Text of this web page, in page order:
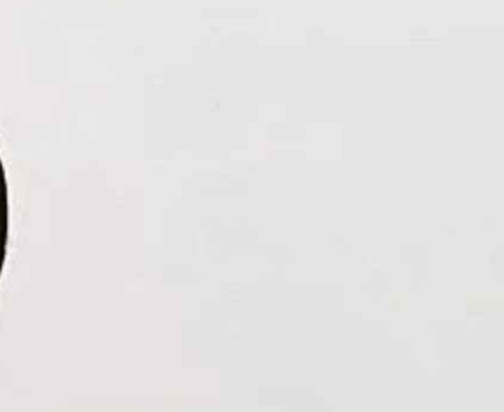
simple como es el corta y pegar, he sido
mi creatividad.
conocimos a finales del 2018. Por aquel
haciendo como un pasatiempo; mis primeras
rumbo o un por qué —podría decirse que eran
o alma—. Conforme fui aprendiendo
y error, empecé a perfeccionar la técnica. Este
con el collage fue a través de la
me ayudó a tener una relación más
y las diversas superficies o texturas que
trabajos.